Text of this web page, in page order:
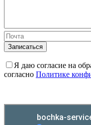
Я даю согласие на
согласно Политике